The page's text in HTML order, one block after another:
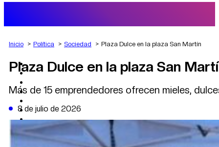
AGRO
DEPORTES
POLÍTICA
DATA FIRME
DE LA TRIBUNA TV
Inicio Política Sociedad Plaza Dulce en la plaza San Martín
Plaza Dulce en la plaza San
Más de 15 emprendedores ofrecen mieles,
8 de julio de 2026